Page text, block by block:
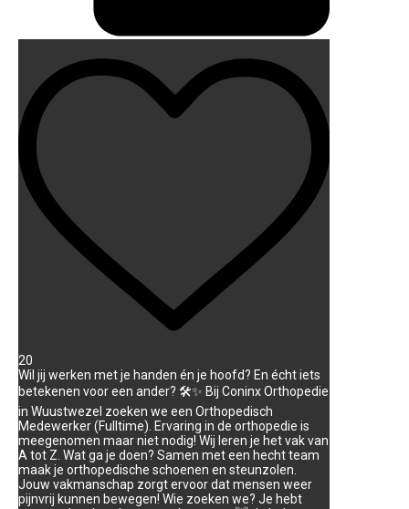
20
Wil jij werken met je handen én je hoofd? En écht iets
betekenen voor een ander? 🛠️✨ Bij Coninx Orthopedie
in Wuustwezel zoeken we een Orthopedisch
Medewerker (Fulltime). Ervaring in de orthopedie is
meegenomen maar niet nodig! Wij leren je het vak van
A tot Z. Wat ga je doen? Samen met een hecht team
maak je orthopedische schoenen en steunzolen.
Jouw vakmanschap zorgt ervoor dat mensen weer
pijnvrij kunnen bewegen! Wie zoeken we? Je hebt